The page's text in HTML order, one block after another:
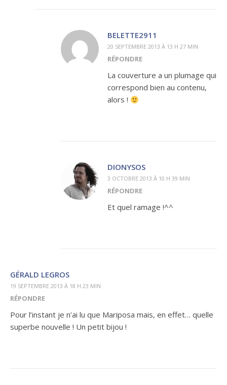
BELETTE2911
20 SEPTEMBRE 2013 À 13 H 27 MIN
RÉPONDRE
La couverture a un plumage qui
correspond bien au contenu,
alors !
DIONYSOS
3 OCTOBRE 2013 À 10 H 39 MIN
RÉPONDRE
Et quel ramage !^^
GÉRALD LEGROS
19 SEPTEMBRE 2013 À 18 H 23 MIN
RÉPONDRE
Pour l’instant je n’ai lu que Mariposa mais, en effet… quelle
superbe nouvelle ! Un petit bijou !